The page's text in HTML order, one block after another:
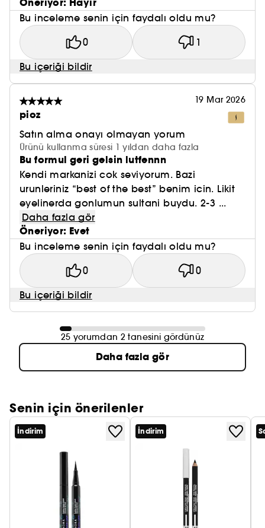
Öneriyor: Hayır
Bu inceleme senin için faydalı oldu mu?
0 1
Bu içeriği bildir
19 Mar 2026
pioz
Satın alma onayı olmayan yorum
Ürünü kullanma süresi 1 yıldan daha fazla
Bu formul geri gelsin lutfennn
Kendi markanizi cok seviyorum. Bazi
urunleriniz “best of the best” benim icin. Likit
eyelinerda gonlumun sultani buydu. 2-3 ...
Daha fazla gör
Öneriyor: Evet
Bu inceleme senin için faydalı oldu mu?
0 0
Bu içeriği bildir
25 yorumdan 2 tanesini gördünüz
Daha fazla gör
Senin için önerilenler
İndirim İndirim